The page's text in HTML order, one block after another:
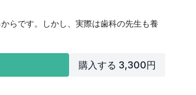
らです。しかし、実際は歯科の先生も養
。
という言葉が存在するのは、診れる医療
した言葉かもしれません。購入する 3,300円